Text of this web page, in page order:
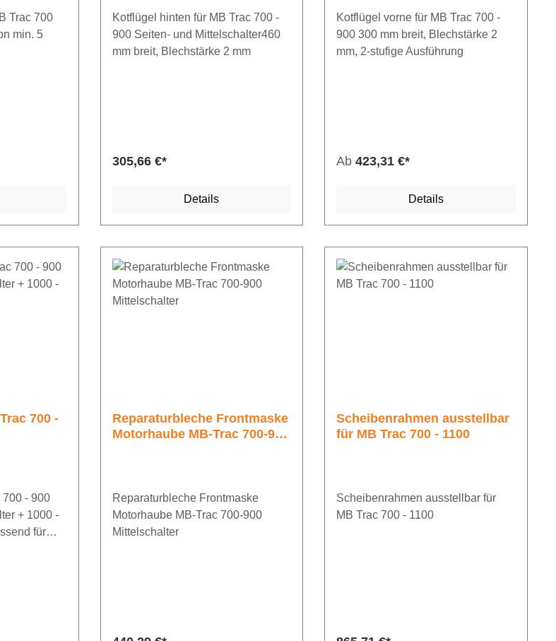
Trac 700
min. 5
Kotflügel hinten für MB Trac 700 -
900 Seiten- und Mittelschalter460
mm breit, Blechstärke 2 mm
305,66 €*
Details
Seitenschalter links,
Seitenschalter rechts
Kotflügel vorne für MB Trac 700 -
900 300 mm breit, Blechstärke 2
mm, 2-stufige Ausführung
Ab423,31 €*
Details
700 -
700 - 900
+ 1000 -
für
Reparaturbleche Frontmaske
Motorhaube MB-Trac 700-900
Reparaturbleche Frontmaske
Motorhaube MB-Trac 700-900
Mittelschalter
Scheibenrahmen ausstellbar
für MB Trac 700 - 1100
Scheibenrahmen ausstellbar für
MB Trac 700 - 1100